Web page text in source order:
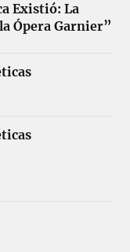
Existió: La
Ópera Garnier”